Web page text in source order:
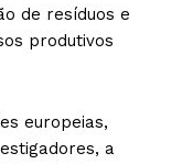
de resíduos e
produtivos
europeias,
a